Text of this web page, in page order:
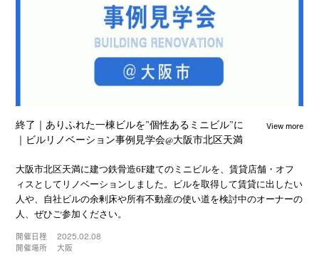
終了｜ありふれた一棟ビルを”個性あるミニビル”に
｜ビルリノベーション事例見学会@大阪市北区天満
View more
大阪市北区天満に建つ鉄骨造6F建てのミニビルを、賃貸店舗・オフ
ィスとしてリノベーションしました。ビルを取得して賃貸に出したい
人や、自社ビルの余剰床や所有不動産の使い道を検討中のオーナーの
人、ぜひご参加ください。
開催日程
2025.02.08
開催場所
大阪